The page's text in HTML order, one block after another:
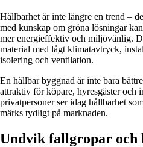
Hållbarhet är inte längre en trend –
med kunskap om gröna lösningar
mer energieffektiv och miljövänlig.
material med lågt klimatavtryck,
isolering och ventilation.
En hållbar byggnad är inte bara
attraktiv för köpare, hyresgäster och
privatpersoner ser idag hållbarhet
märks tydligt på marknaden.
Undvik fallgropar